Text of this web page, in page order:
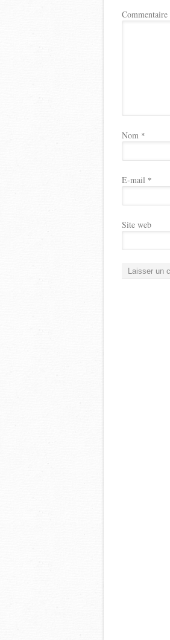
Commentaire
Nom *
E-mail *
Site web